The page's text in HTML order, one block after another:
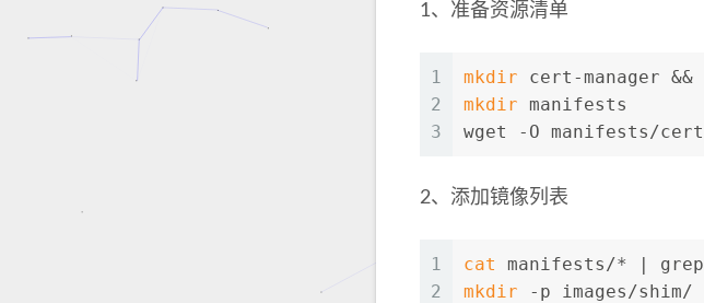
1、准备资源清单
1
2
3
mkdir cert-manager &&
mkdir manifests
wget -O manifests/
2、添加镜像列表
1
2
cat
manifests/* | grep
mkdir -p images/shim/